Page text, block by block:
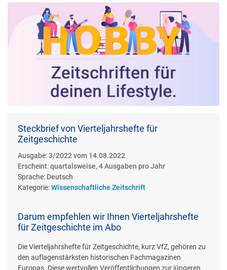
Steckbrief von Vierteljahrshefte für
Zeitgeschichte
Ausgabe:3/2022 vom 14.08.2022
Erscheint:quartalsweise, 4 Ausgaben pro Jahr
Sprache: Deutsch
Kategorie:Wissenschaftliche Zeitschrift
Darum empfehlen wir Ihnen Vierteljahrshefte
für Zeitgeschichte im Abo
Die Vierteljahrshefte für Zeitgeschichte, kurz VfZ, gehören zu
den auflagenstärksten historischen Fachmagazinen
Europas. Diese wertvollen Veröffentlichungen zur jüngeren